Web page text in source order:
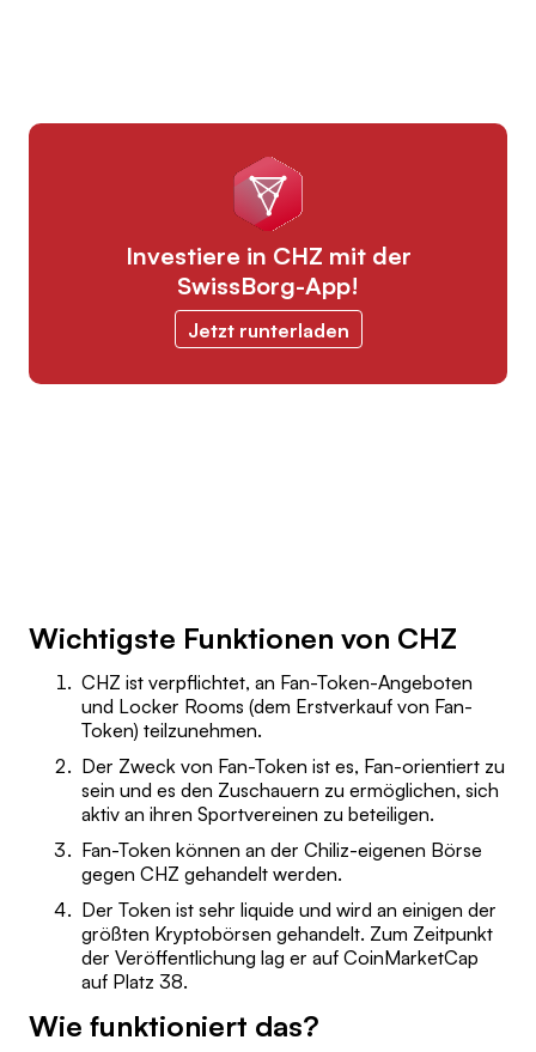
Investiere in CHZ mit der
SwissBorg-App!
Jetzt runterladen
Wichtigste Funktionen von CHZ
CHZ ist verpflichtet, an Fan-Token-Angeboten
und Locker Rooms (dem Erstverkauf von Fan-
Token) teilzunehmen.
Der Zweck von Fan-Token ist es, Fan-orientiert zu
sein und es den Zuschauern zu ermöglichen, sich
aktiv an ihren Sportvereinen zu beteiligen.
Fan-Token können an der Chiliz-eigenen Börse
gegen CHZ gehandelt werden.
Der Token ist sehr liquide und wird an einigen der
größten Kryptobörsen gehandelt. Zum Zeitpunkt
der Veröffentlichung lag er auf CoinMarketCap
auf Platz 38.
Wie funktioniert das?